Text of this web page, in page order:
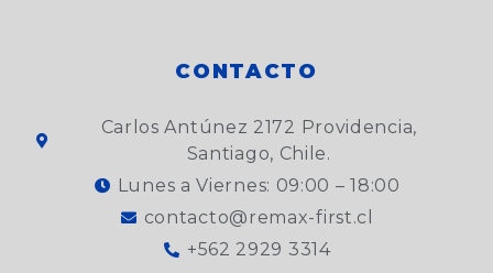
CONTACTO
Carlos Antúnez 2172 Providencia,
Santiago, Chile.
Lunes a Viernes: 09:00 – 18:00
contacto@remax-first.cl
+562 2929 3314